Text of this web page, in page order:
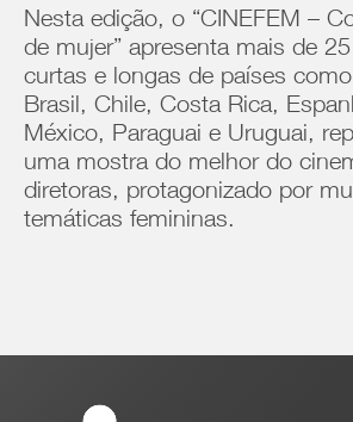
Nesta edição, o “CINEFEM –
de mujer” apresenta mais de
curtas e longas de países
Brasil, Chile, Costa Rica,
México, Paraguai e Uruguai,
uma mostra do melhor do
diretoras, protagonizado por
temáticas femininas.